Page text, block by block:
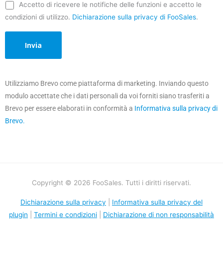
Accetto di ricevere le notifiche delle funzioni e accetto le
condizioni di utilizzo. Dichiarazione sulla privacy di FooSales.
Utilizziamo Brevo come piattaforma di marketing. Inviando questo
modulo accettate che i dati personali da voi forniti siano trasferiti a
Brevo per essere elaborati in conformità a Informativa sulla privacy di
Brevo.
Copyright © 2026 FooSales. Tutti i diritti riservati.
Dichiarazione sulla privacy
Informativa sulla privacy del
plugin
Termini e condizioni Dichiarazione di non responsabilità